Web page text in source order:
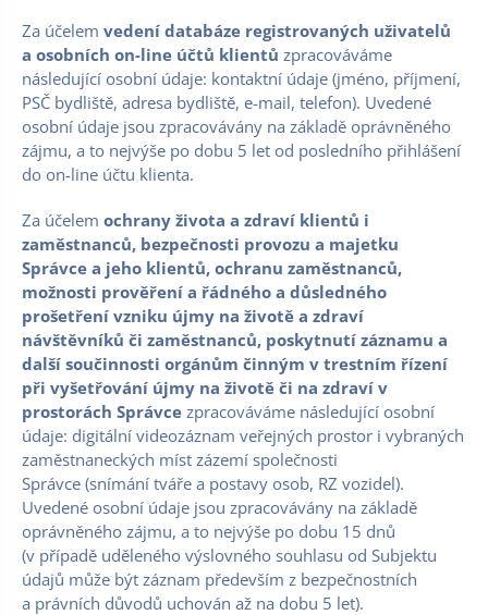
Za účelem vedení databáze registrovaných uživatelů
a osobních on-line účtů klientů zpracováváme
následující osobní údaje: kontaktní údaje (jméno, příjmení,
PSČ bydliště, adresa bydliště, e-mail, telefon). Uvedené
osobní údaje jsou zpracovávány na základě oprávněného
zájmu, a to nejvýše po dobu 5 let od posledního přihlášení
do on-line účtu klienta.
Za účelem ochrany života a zdraví klientů i
zaměstnanců, bezpečnosti provozu a majetku
Správce a jeho klientů, ochranu zaměstnanců,
možnosti prověření a řádného a důsledného
prošetření vzniku újmy na životě a zdraví
návštěvníků či zaměstnanců, poskytnutí záznamu a
další součinnosti orgánům činným v trestním řízení
při vyšetřování újmy na životě či na zdraví v
prostorách Správce zpracováváme následující osobní
údaje: digitální videozáznam veřejných prostor i vybraných
zaměstnaneckých míst zázemí společnosti
Správce (snímání tváře a postavy osob, RZ vozidel).
Uvedené osobní údaje jsou zpracovávány na základě
oprávněného zájmu, a to nejvýše po dobu 15 dnů
(v případě uděleného výslovného souhlasu od Subjektu
údajů může být záznam především z bezpečnostních
a právních důvodů uchován až na dobu 5 let).